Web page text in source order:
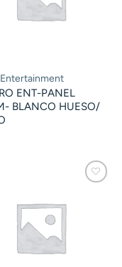
ENT-PANEL
BLANCO HUESO/